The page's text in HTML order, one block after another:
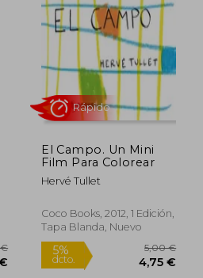
El Campo. Un Mini
Film Para Colorear
Hervé Tullet
Coco Books, 2012, 1 Edición,
Tapa Blanda, Nuevo